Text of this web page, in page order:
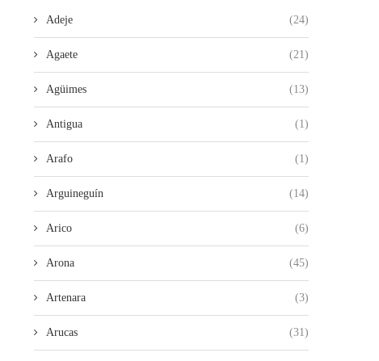
Adeje (24)
Agaete (21)
Agüimes (13)
Antigua (1)
Arafo (1)
Arguineguín (14)
Arico (6)
Arona (45)
Artenara (3)
Arucas (31)